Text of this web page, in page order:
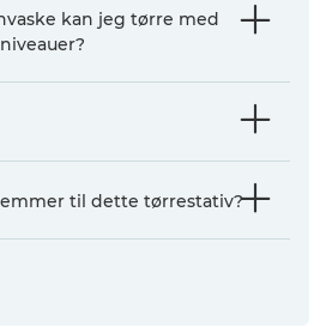
kan jeg tørre med
til dette tørrestativ?